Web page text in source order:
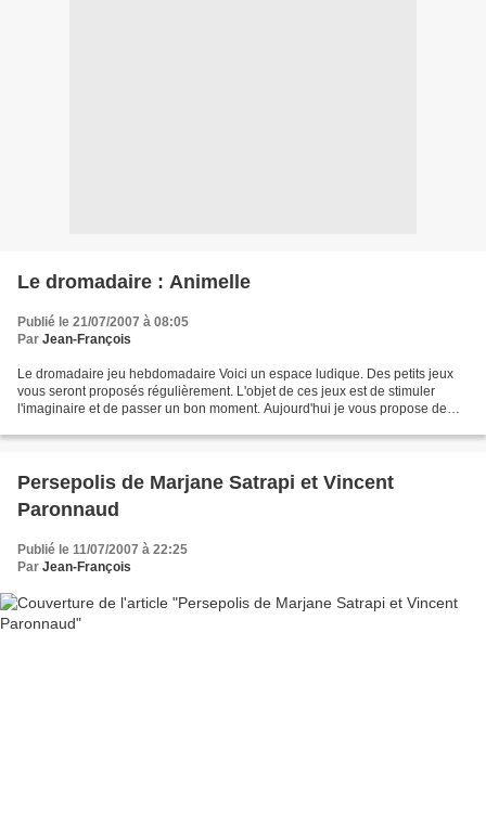
Le dromadaire : Animelle
Publié le 21/07/2007 à 08:05
Par Jean-François
Le dromadaire jeu hebdomadaire Voici un espace ludique. Des petits jeux
vous seront proposés régulièrement. L'objet de ces jeux est de stimuler
l'imaginaire et de passer un bon moment. Aujourd'hui je vous propose de
Persepolis de Marjane Satrapi et Vincent
Paronnaud
Publié le 11/07/2007 à 22:25
Par Jean-François